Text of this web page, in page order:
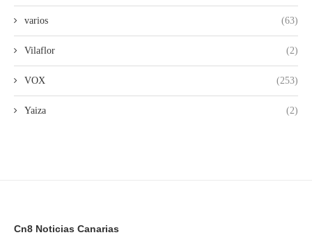
varios (63)
Vilaflor (2)
VOX (253)
Yaiza (2)
Cn8 Noticias Canarias